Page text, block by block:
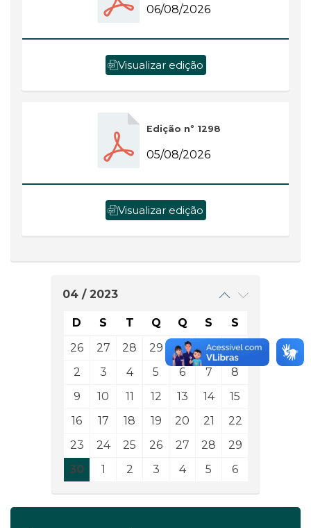
06/08/2026
Visualizar edição
Edição nº 1298
05/08/2026
Visualizar edição
04 / 2023
D S T Q Q S
S
26
27 28 29 30 31
1
2
3 4 5 6 7
8
9
10 11 12 13 14
15
16
17 18 19 20 21
22
23
24 25 26 27 28
29
30
1 2 3 4 5 6